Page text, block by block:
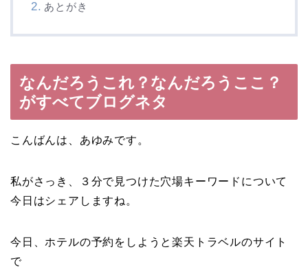
あとがき
なんだろうこれ？なんだろうここ？
がすべてブログネタ
こんばんは、あゆみです。
私がさっき、３分で見つけた穴場キーワードについて
今日はシェアしますね。
今日、ホテルの予約をしようと楽天トラベルのサイト
で